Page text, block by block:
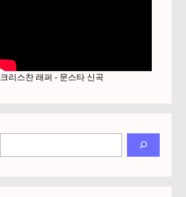
크리스찬 래퍼 - 문스타 신곡